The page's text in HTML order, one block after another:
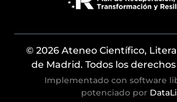
© 2026 Ateneo Científico,
de Madrid. Todos los
Implementado con software
potenciado por